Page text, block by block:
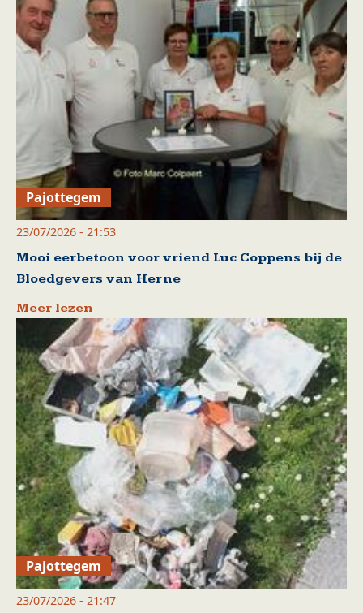
Pajottegem
23/07/2026 - 21:53
Mooi eerbetoon voor vriend Luc Coppens bij de
Bloedgevers van Herne
Meer lezen
Pajottegem
23/07/2026 - 21:47